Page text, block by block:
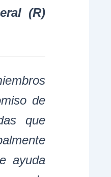
(R)
de
que
ayuda